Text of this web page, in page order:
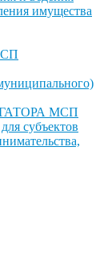
имущества
МСП
субъектов